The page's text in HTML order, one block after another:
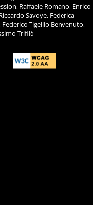
Raffaele Romano, Enrico
Savoye, Federica
Federico Tigellio Benvenuto,
Trifilò